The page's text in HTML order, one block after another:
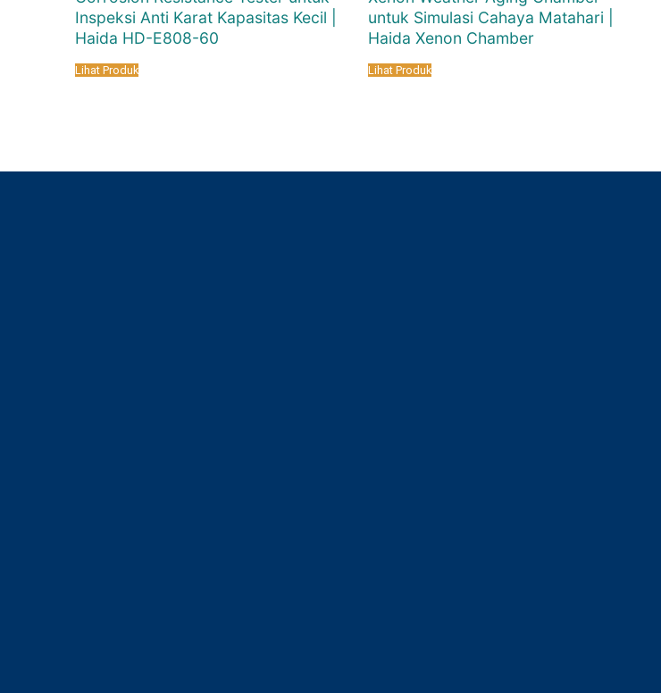
Inspeksi Anti Karat Kapasitas Kecil |
Haida HD-E808-60
Lihat Produk
untuk Simulasi Cahaya Matahari |
Haida Xenon Chamber
Lihat Produk